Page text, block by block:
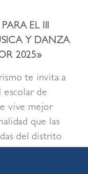
EL III
Y DANZA
2025»
te invita a
escolar de
vive mejor
que las
del distrito
y/o